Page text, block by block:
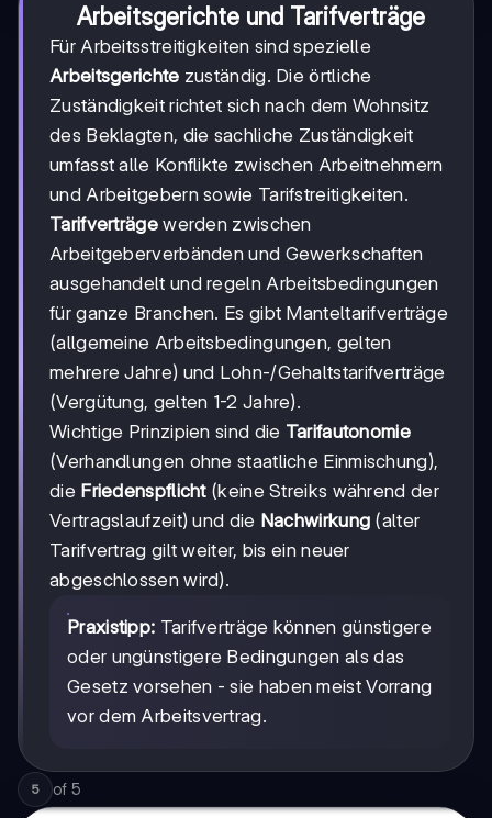
Arbeitsgerichte und Tarifverträge
Für Arbeitsstreitigkeiten sind spezielle
Arbeitsgerichte zuständig. Die örtliche
Zuständigkeit richtet sich nach dem Wohnsitz
des Beklagten, die sachliche Zuständigkeit
umfasst alle Konflikte zwischen Arbeitnehmern
und Arbeitgebern sowie Tarifstreitigkeiten.
Tarifverträgewerden zwischen
Arbeitgeberverbänden und Gewerkschaften
ausgehandelt und regeln Arbeitsbedingungen
für ganze Branchen. Es gibt Manteltarifverträge
(allgemeine Arbeitsbedingungen, gelten
mehrere Jahre) und Lohn-/Gehaltstarifverträge
(Vergütung, gelten 1-2 Jahre).
Wichtige Prinzipien sind die Tarifautonomie
(Verhandlungen ohne staatliche Einmischung),
die Friedenspflicht(keine Streiks während der
Vertragslaufzeit) und die Nachwirkung (alter
Tarifvertrag gilt weiter, bis ein neuer
abgeschlossen wird).
Praxistipp: Tarifverträge können günstigere
oder ungünstigere Bedingungen als das
Gesetz vorsehen - sie haben meist Vorrang
vor dem Arbeitsvertrag.
5 of 5